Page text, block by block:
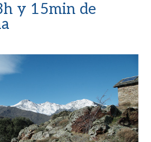
y 15min de